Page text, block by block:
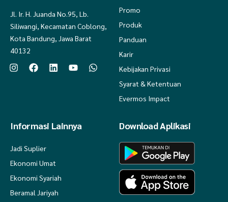
Jl. Ir. H. Juanda No.95, Lb.
Siliwangi, Kecamatan Coblong,
Kota Bandung, Jawa Barat
40132
Promo
Produk
Panduan
Karir
Kebijakan Privasi
Syarat & Ketentuan
Evermos Impact
Informasi Lainnya
Jadi Suplier
Ekonomi Umat
Ekonomi Syariah
Beramal Jariyah
Download Aplikasi